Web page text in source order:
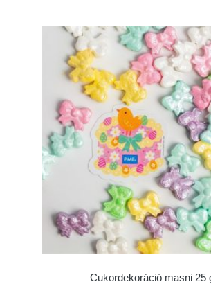
Cukordekoráció masni 25